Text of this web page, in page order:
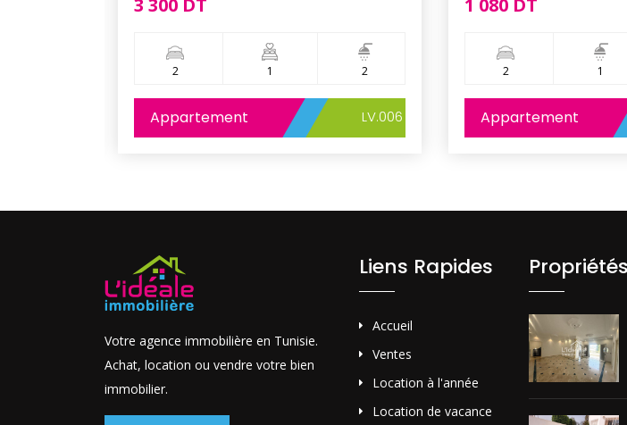
3 300 DT
2 1 2
Appartement LV.006
1 080 DT
2 1
Appartement
Votre agence immobilière en Tunisie.
Achat, location ou vendre votre bien
immobilier.
Liens Rapides
Accueil
Ventes
Location à l'année
Location de vacance